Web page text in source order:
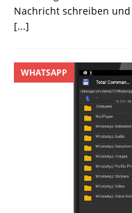
Nachricht schreiben
[...]
WHATSAPP